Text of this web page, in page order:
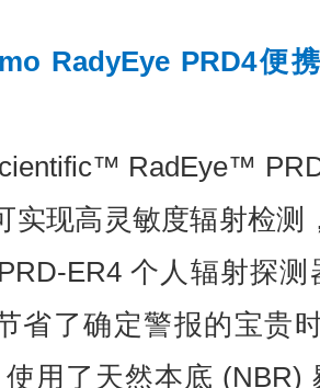
RadyEye PRD4便
RadEye™
实现高灵敏度辐射检测
ER4 个人辐射探
省了确定警报的宝贵
使用了天然本底 (NBR)